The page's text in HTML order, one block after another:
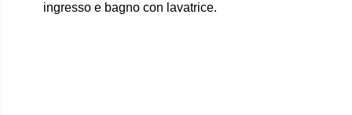
ingresso e bagno con lavatrice.